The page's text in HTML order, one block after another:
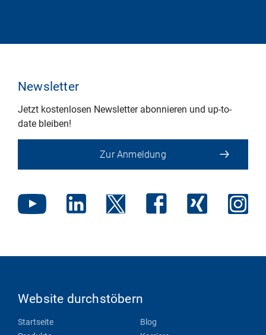
Newsletter
Jetzt kostenlosen Newsletter abonnieren und up-to-
date bleiben!
Zur Anmeldung
Website durchstöbern
Startseite
Blog